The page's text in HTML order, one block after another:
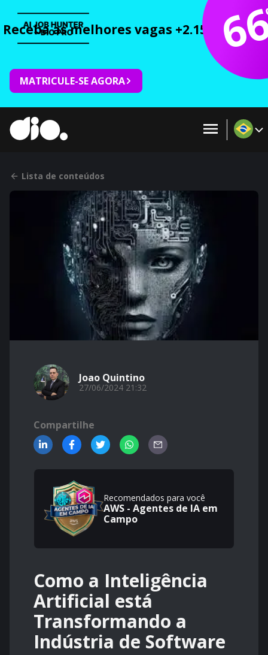
Receba as melhores vagas +2.150 cursos
MATRICULE-SE AGORA
Lista de conteúdos
Joao Quintino
27/06/2024 21:32
Compartilhe
Recomendados para você
AWS - Agentes de IA em
Campo
Como a Inteligência
Artificial está
Transformando a
Indústria de Software